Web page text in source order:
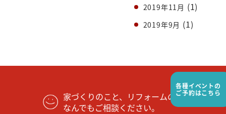
各種イベントの
ご予約はこちら
2019年11月 (1)
2019年9月 (1)
家づくりのこと、リフォームの事
なんでもご相談ください。